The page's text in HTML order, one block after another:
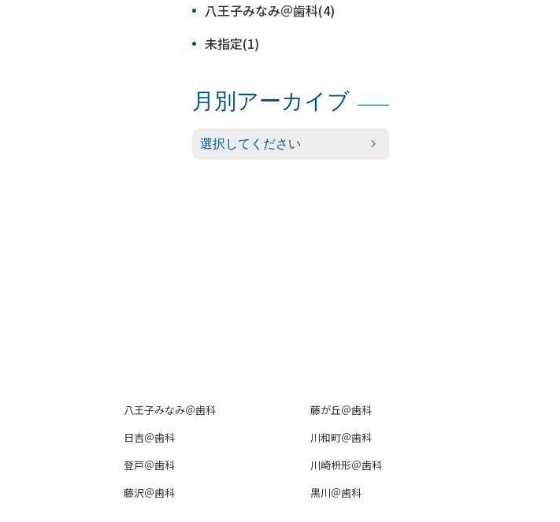
八王子みなみ＠歯科(4)
未指定(1)
月別アーカイブ
八王子みなみ＠歯科
日吉＠歯科
登戸＠歯科
藤沢＠歯科
藤が丘＠歯科
川和町＠歯科
川崎枡形＠歯科
黒川＠歯科